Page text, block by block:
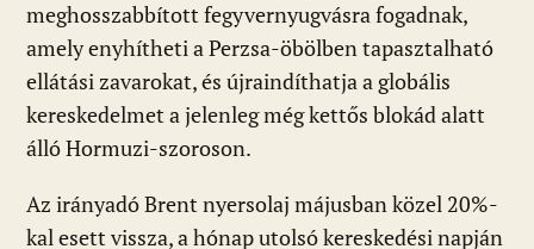
meghosszabbított fegyvernyugvásra fogadnak,
amely enyhítheti a Perzsa-öbölben tapasztalható
ellátási zavarokat, és újraindíthatja a globális
kereskedelmet a jelenleg még kettős blokád alatt
álló Hormuzi-szoroson.
Az irányadó Brent nyersolaj májusban közel 20%-
kal esett vissza, a hónap utolsó kereskedési napján